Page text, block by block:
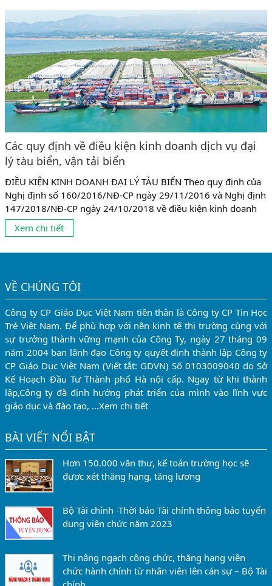
Các quy định về điều kiện kinh doanh dịch vụ đại
lý tàu biển, vận tải biển
ĐIỀU KIỆN KINH DOANH ĐẠI LÝ TÀU BIỂN Theo quy định của
Nghị định số 160/2016/NĐ-CP ngày 29/11/2016 và Nghị định
147/2018/NĐ-CP ngày 24/10/2018 về điều kiện kinh doanh
vận tải biển, kinh doanh dịch vụ đại lý tàu biển và dịch vụ lai
dắt tàu biển; Và sửa đổi bổ sung một số điều của các nghị định
Xem chi tiết
VỀ CHÚNG TÔI
Công ty CP Giáo Dục Việt Nam tiền thân là Công ty CP Tin Học
Trẻ Việt Nam. Để phù hợp với nền kinh tế thị trường cùng với
sự trưởng thành vững mạnh của Công Ty, ngày 27 tháng 09
năm 2004 ban lãnh đạo Công ty quyết định thành lập Công ty
CP Giáo Dục Việt Nam (Viết tắt: GDVN) Số 0103009040 do Sở
Kế Hoạch Đầu Tư Thành phố Hà nội cấp. Ngay từ khi thành
lập,Công ty đã định hướng phát triển của mình vào lĩnh vực
giáo dục và đào tạo, …Xem chi tiết
BÀI VIẾT NỔI BẬT
Hơn 150.000 văn thư, kế toán trường học sẽ
được xét thăng hạng, tăng lương
Bộ Tài chính -Thời báo Tài chính thông báo tuyển
dụng viên chức năm 2023
Thi nâng ngạch công chức, thăng hạng viên
chức hành chính từ nhân viên lên cán sự – Bộ Tài